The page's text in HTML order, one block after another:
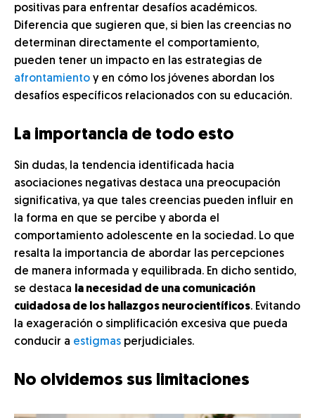
positivas para enfrentar desafíos académicos.
Diferencia que sugieren que, si bien las creencias no
determinan directamente el comportamiento,
pueden tener un impacto en las estrategias de
afrontamiento y en cómo los jóvenes abordan los
desafíos específicos relacionados con su educación.
La importancia de todo esto
Sin dudas, la tendencia identificada hacia
asociaciones negativas destaca una preocupación
significativa, ya que tales creencias pueden influir en
la forma en que se percibe y aborda el
comportamiento adolescente en la sociedad. Lo que
resalta la importancia de abordar las percepciones
de manera informada y equilibrada. En dicho sentido,
se destaca
la necesidad de una comunicación
cuidadosa de los hallazgos neurocientíficos. Evitando
la exageración o simplificación excesiva que pueda
conducir a estigmas perjudiciales.
No olvidemos sus limitaciones